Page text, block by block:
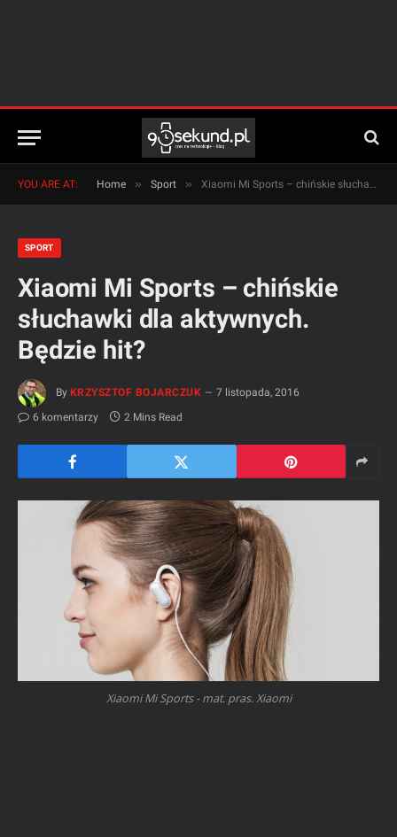
YOU ARE AT: Home » Sport » Xiaomi Mi Sports – chińskie słuchawki dla aktywnych. Będzie hit?
SPORT
Xiaomi Mi Sports – chińskie
słuchawki dla aktywnych.
Będzie hit?
By KRZYSZTOF BOJARCZUK
7 listopada, 2016
6 komentarzy
2 Mins Read
Xiaomi Mi Sports - mat. pras. Xiaomi